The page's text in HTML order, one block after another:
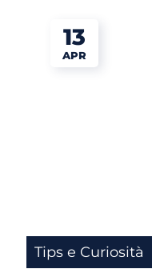
13
APR
Tips e Curiosità